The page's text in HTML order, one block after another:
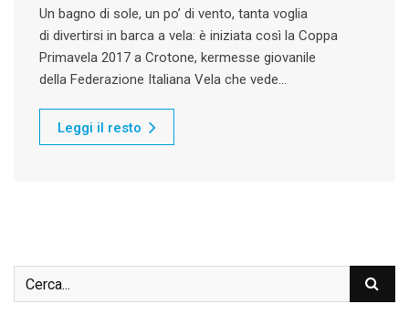
Un bagno di sole, un po’ di vento, tanta voglia
di divertirsi in barca a vela: è iniziata così la Coppa
Primavela 2017 a Crotone, kermesse giovanile
della Federazione Italiana Vela che vede…
Leggi il resto